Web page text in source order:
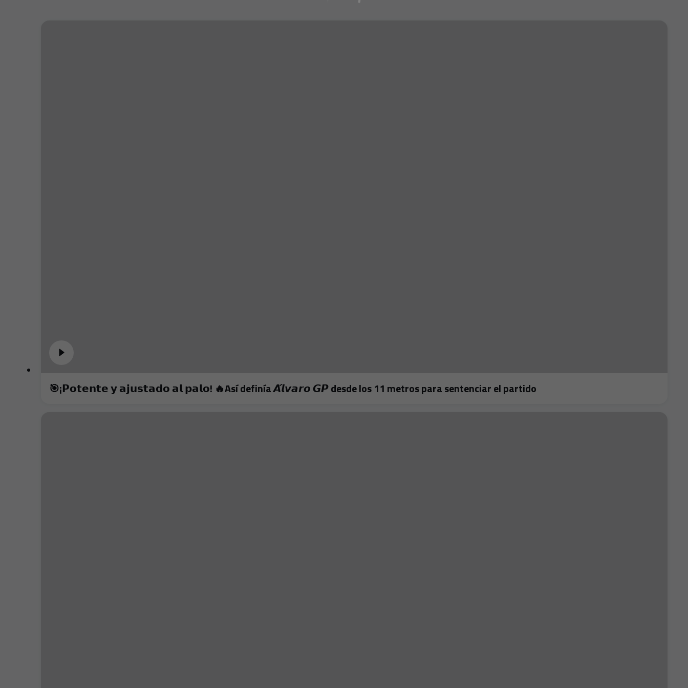
🎯¡𝗣𝗼𝘁𝗲𝗻𝘁𝗲 𝘆 𝗮𝗷𝘂𝘀𝘁𝗮𝗱𝗼 𝗮𝗹 𝗽𝗮𝗹𝗼! 🔥Así definía 𝘼́𝙡𝙫𝙖𝙧𝙤 𝙂𝙋 desde los 11 metros para sentenciar el partido